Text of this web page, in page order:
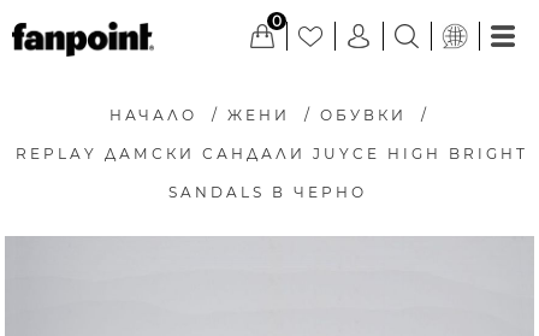
0
НАЧАЛО / ЖЕНИ / ОБУВКИ /
REPLAY ДАМСКИ САНДАЛИ JUYCE HIGH BRIGHT
SANDALS В ЧЕРНО